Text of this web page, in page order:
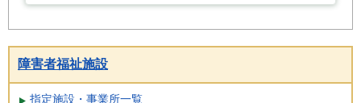
障害者福祉施設
指定施設・事業所一覧